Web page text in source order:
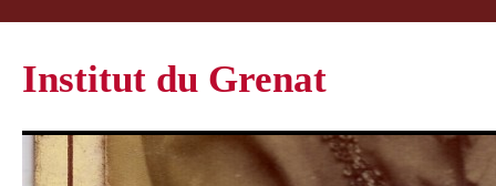
Institut du Grenat